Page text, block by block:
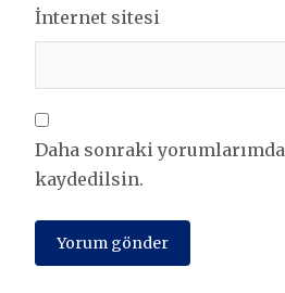
İnternet sitesi
Daha sonraki
kaydedilsin.